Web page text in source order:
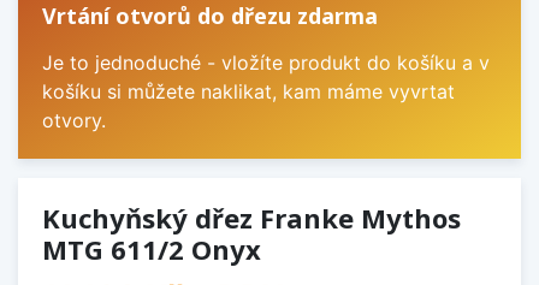
Vrtání otvorů do dřezu zdarma
Je to jednoduché - vložíte produkt do košíku a v
košíku si můžete naklikat, kam máme vyvrtat
otvory.
Kuchyňský dřez Franke Mythos
MTG 611/2 Onyx